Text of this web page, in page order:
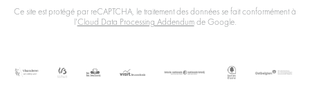
Ce site est protégé par reCAPTCHA, le traitement des données se fait conformément à
l'Cloud Data Processing Addendumde Google.